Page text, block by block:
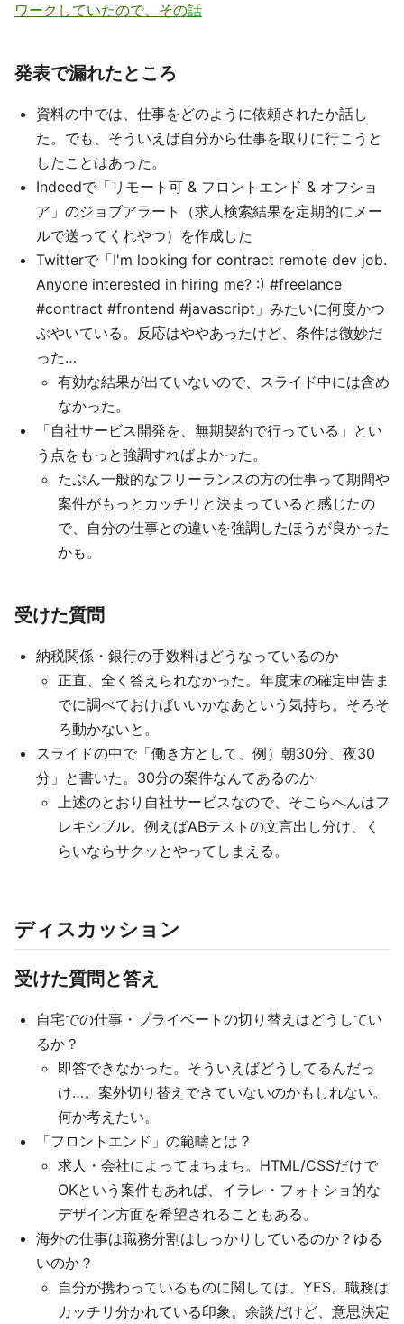
ワークしていたので、その話
発表で漏れたところ
資料の中では、仕事をどのように依頼されたか話し
た。でも、そういえば自分から仕事を取りに行こうと
したことはあった。
Indeedで「リモート可 & フロントエンド & オフショ
ア」のジョブアラート（求人検索結果を定期的にメー
ルで送ってくれやつ）を作成した
Twitterで「I'm looking for contract remote dev job.
Anyone interested in hiring me? :) #freelance
#contract #frontend #javascript」みたいに何度かつ
ぶやいている。反応はややあったけど、条件は微妙だ
った…
有効な結果が出ていないので、スライド中には含め
なかった。
「自社サービス開発を、無期契約で行っている」とい
う点をもっと強調すればよかった。
たぶん一般的なフリーランスの方の仕事って期間や
案件がもっとカッチリと決まっていると感じたの
で、自分の仕事との違いを強調したほうが良かった
かも。
受けた質問
納税関係・銀行の手数料はどうなっているのか
正直、全く答えられなかった。年度末の確定申告ま
でに調べておけばいいかなあという気持ち。そろそ
ろ動かないと。
スライドの中で「働き方として、例）朝30分、夜30
分」と書いた。30分の案件なんてあるのか
上述のとおり自社サービスなので、そこらへんはフ
レキシブル。例えばABテストの文言出し分け、く
らいならサクッとやってしまえる。
ディスカッション
受けた質問と答え
自宅での仕事・プライベートの切り替えはどうしてい
るか？
即答できなかった。そういえばどうしてるんだっ
け…。案外切り替えできていないのかもしれない。
何か考えたい。
「フロントエンド」の範疇とは？
求人・会社によってまちまち。HTML/CSSだけで
OKという案件もあれば、イラレ・フォトショ的な
デザイン方面を希望されることもある。
海外の仕事は職務分割はしっかりしているのか？ゆる
いのか？
自分が携わっているものに関しては、YES。職務は
カッチリ分かれている印象。余談だけど、意思決定